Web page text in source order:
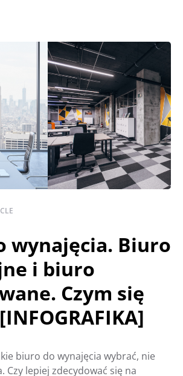
wynajęcia. Biuro
i biuro
Czym się
biuro do wynajęcia wybrać, nie
Czy lepiej zdecydować się na